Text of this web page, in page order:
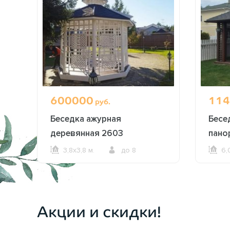
600000 руб.
Беседка ажурная
деревянная 2603
3,8х3,8 м. до 8
Акции и скидки!